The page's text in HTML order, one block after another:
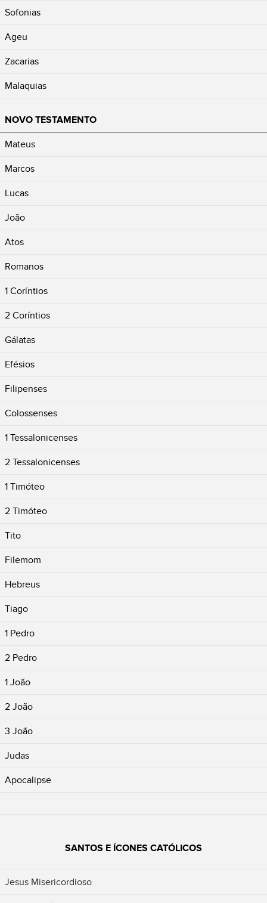
Sofonias
Ageu
Zacarias
Malaquias
NOVO TESTAMENTO
Mateus
Marcos
Lucas
João
Atos
Romanos
1 Coríntios
2 Coríntios
Gálatas
Efésios
Filipenses
Colossenses
1 Tessalonicenses
2 Tessalonicenses
1 Timóteo
2 Timóteo
Tito
Filemom
Hebreus
Tiago
1 Pedro
2 Pedro
1 João
2 João
3 João
Judas
Apocalipse
SANTOS E ÍCONES CATÓLICOS
Jesus Misericordioso